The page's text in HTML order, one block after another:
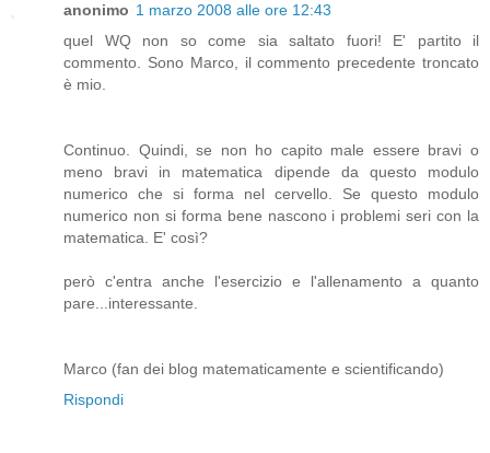
anonimo 1 marzo 2008 alle ore 12:43
quel WQ non so come sia saltato fuori! E' partito il
commento. Sono Marco, il commento precedente troncato
è mio.
Continuo. Quindi, se non ho capito male essere bravi o
meno bravi in matematica dipende da questo modulo
numerico che si forma nel cervello. Se questo modulo
numerico non si forma bene nascono i problemi seri con la
matematica. E' così?
però c'entra anche l'esercizio e l'allenamento a quanto
pare...interessante.
Marco (fan dei blog matematicamente e scientificando)
Rispondi